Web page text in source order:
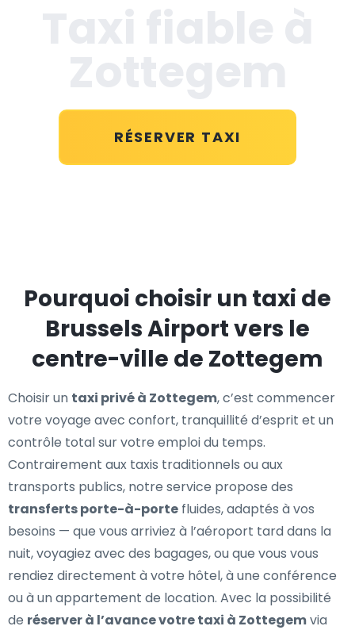
RÉSERVER TAXI
Pourquoi choisir un taxi de
Brussels Airport vers le
centre-ville de Zottegem
Choisir un taxi privé à Zottegem, c’est commencer
votre voyage avec confort, tranquillité d’esprit et un
contrôle total sur votre emploi du temps.
Contrairement aux taxis traditionnels ou aux
transports publics, notre service propose des
transferts porte-à-porte fluides, adaptés à vos
besoins — que vous arriviez à l’aéroport tard dans la
nuit, voyagiez avec des bagages, ou que vous vous
rendiez directement à votre hôtel, à une conférence
ou à un appartement de location. Avec la possibilité
de réserver à l’avance votre taxi à Zottegemvia